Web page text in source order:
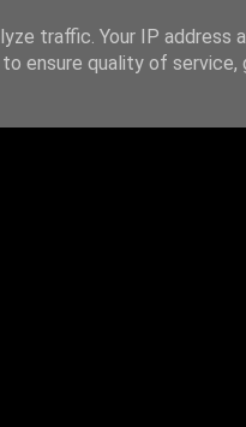
KONTAKT
traffic. Your IP address
ensure quality of service,